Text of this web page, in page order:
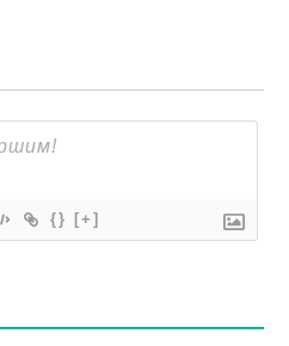
{} [+]